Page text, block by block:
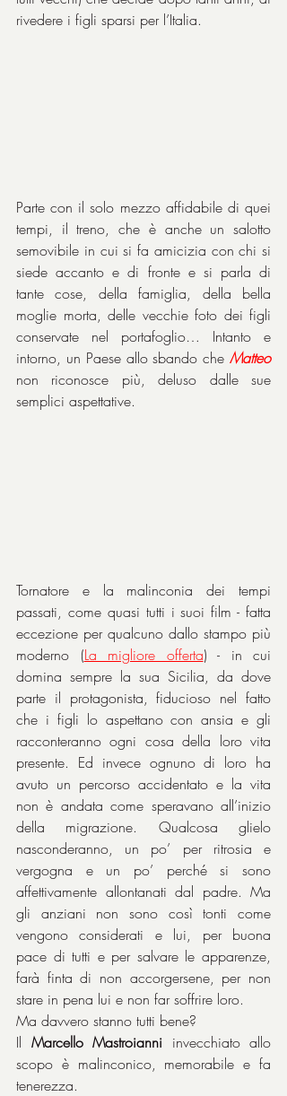
rivedere i figli sparsi per l’Italia.
Parte con il solo mezzo affidabile di quei
tempi, il treno, che è anche un salotto
semovibile in cui si fa amicizia con chi si
siede accanto e di fronte e si parla di
tante cose, della famiglia, della bella
moglie morta, delle vecchie foto dei figli
conservate nel portafoglio… Intanto e
intorno, un Paese allo sbando che Matteo
non riconosce più, deluso dalle sue
semplici aspettative.
Tornatore e la malinconia dei tempi
passati, come quasi tutti i suoi film - fatta
eccezione per qualcuno dallo stampo più
moderno (La migliore offerta) - in cui
domina sempre la sua Sicilia, da dove
parte il protagonista, fiducioso nel fatto
che i figli lo aspettano con ansia e gli
racconteranno ogni cosa della loro vita
presente. Ed invece ognuno di loro ha
avuto un percorso accidentato e la vita
non è andata come speravano all’inizio
della migrazione. Qualcosa glielo
nasconderanno, un po’ per ritrosia e
vergogna e un po’ perché si sono
affettivamente allontanati dal padre. Ma
gli anziani non sono così tonti come
vengono considerati e lui, per buona
pace di tutti e per salvare le apparenze,
farà finta di non accorgersene, per non
stare in pena lui e non far soffrire loro.
Ma davvero stanno tutti bene?
Il Marcello Mastroianni invecchiato allo
scopo è malinconico, memorabile e fa
tenerezza.